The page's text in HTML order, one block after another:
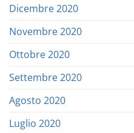
Dicembre 2020
Novembre 2020
Ottobre 2020
Settembre 2020
Agosto 2020
Luglio 2020